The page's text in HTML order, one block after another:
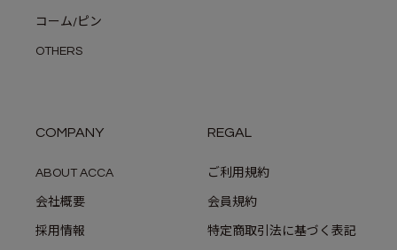
コーム/ピン
OTHERS
COMPANY
ABOUT ACCA
会社概要
採用情報
REGAL
ご利用規約
会員規約
特定商取引法に基づく表記